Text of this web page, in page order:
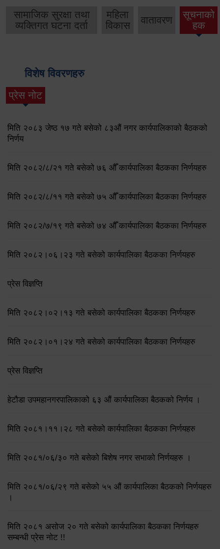
सामाजिक सुरक्षा तथा
व्यक्तिगत घटना दर्ता
महिला
विकास
वातावरण
सूचनाको
हक
विशेष विवरणहरु
प्रेस नोट
मिति २०८३ जेष्ठ १७ गते बसेको ८३औं नगर कार्यपालिकाको बैठकको
निर्णय
मिति २०८२/८/२१ गते बसेको ७६ औँ कार्यपालिका बैठकका निर्णयहरु
मिति २०८२/८/११ गते बसेको ७५ औँ कार्यपालिका बैठकका निर्णयहरु
मिति २०८२/७/१९ गते बसेको ७४ औँ कार्यपालिका बैठकका निर्णयहरु
मिति २०८२।०६।२३ गते बसेको कार्यपालिका बैठकका निर्णयहरु
प्रेस विज्ञप्ति
मिति २०८२।०२।१३ गते बसेको कार्यपालिका बैठकका निर्णयहरु
मिति २०८२।०१।२४ गते बसेको कार्यपालिका बैठकका निर्णयहरु
प्रेस विज्ञप्ति
हेटौडा उपमहानगरपालिकाको ६३ औं कार्यपालिका बैठकको निर्णय ।
मिति २०८१।११।२८ गते बसेको कार्यपालिका बैठकका निर्णयहरु
मिति २०८१/०६/३० गते बसेको बिशेष नगर सभाको निर्णयहरु ।
मिति २०८१/०६/२९ गते बसेको ५५ औं कार्यपालिका बैठकको निर्णयहरु
।
मिति २०८१ असोज २० गते बसेको कार्यपालिका बैठकका निर्णयहरु
सम्बन्धी प्रेस नोट !!